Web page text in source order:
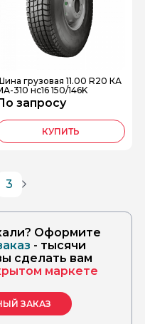
грузовая 11.00 R20 КА
310 нс16 150/146K
запросу
КУПИТЬ
3
Оформите
- тысячи
сделать вам
маркете
ЗАКАЗ